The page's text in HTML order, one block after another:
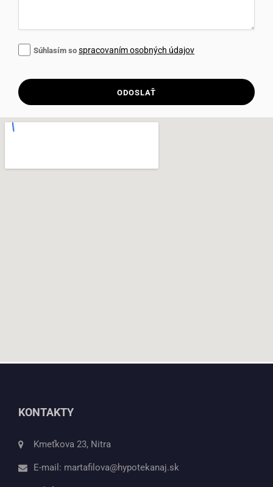
Súhlasím so spracovaním osobných údajov
ODOSLAŤ
KONTAKTY
Kmeťkova 23, Nitra
E-mail: martafilova@hypotekanaj.sk